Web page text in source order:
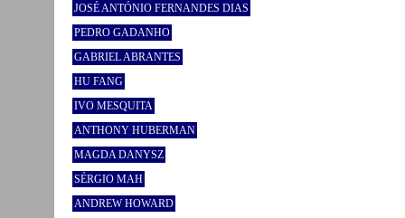
JOSÉ ANTÓNIO FERNANDES DIAS
PEDRO GADANHO
GABRIEL ABRANTES
HU FANG
IVO MESQUITA
ANTHONY HUBERMAN
MAGDA DANYSZ
SÉRGIO MAH
ANDREW HOWARD